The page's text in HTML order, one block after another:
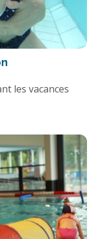
les vacances